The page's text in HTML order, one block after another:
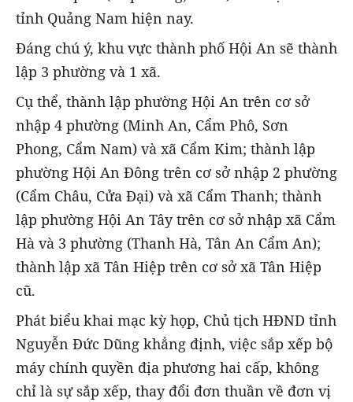
tỉnh Quảng Nam hiện nay.
Đáng chú ý, khu vực thành phố Hội An sẽ thành
lập 3 phường và 1 xã.
Cụ thể, thành lập phường Hội An trên cơ sở
nhập 4 phường (Minh An, Cẩm Phô, Sơn
Phong, Cẩm Nam) và xã Cẩm Kim; thành lập
phường Hội An Đông trên cơ sở nhập 2 phường
(Cẩm Châu, Cửa Đại) và xã Cẩm Thanh; thành
lập phường Hội An Tây trên cơ sở nhập xã Cẩm
Hà và 3 phường (Thanh Hà, Tân An Cẩm An);
thành lập xã Tân Hiệp trên cơ sở xã Tân Hiệp
cũ.
Phát biểu khai mạc kỳ họp, Chủ tịch HĐND tỉnh
Nguyễn Đức Dũng khẳng định, việc sắp xếp bộ
máy chính quyền địa phương hai cấp, không
chỉ là sự sắp xếp, thay đổi đơn thuần về đơn vị